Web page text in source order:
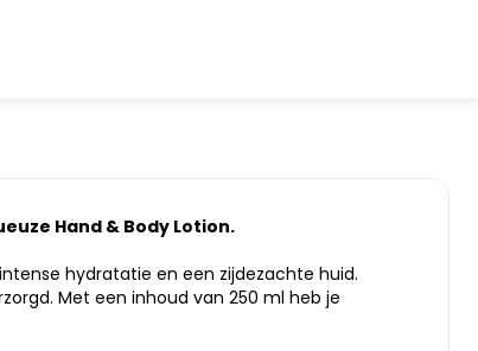
Hand & Body Lotion.
hydratatie en een zijdezachte huid.
Met een inhoud van 250 ml heb je